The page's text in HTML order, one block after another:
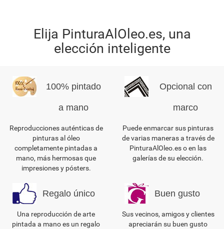
Elija PinturaAlOleo.es, una
elección inteligente
100% pintado
a mano
Reproducciones auténticas de
pinturas al óleo
completamente pintadas a
mano, más hermosas que
impresiones y pósters.
Opcional con
marco
Puede enmarcar sus pinturas
de varias maneras a través de
PinturaAlOleo.es o en las
galerías de su elección.
Regalo único
Una reproducción de arte
pintada a mano es un regalo
Buen gusto
Sus vecinos, amigos y clientes
apreciarán su buen gusto